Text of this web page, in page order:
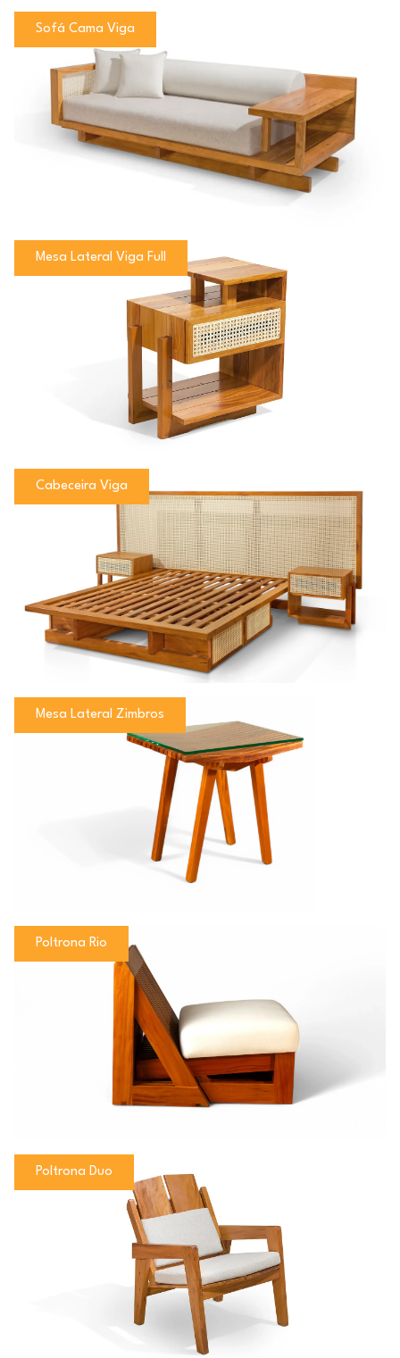
Sofá Cama Viga
Mesa Lateral Viga Full
Cabeceira Viga
Mesa Lateral Zimbros
Poltrona Rio
Poltrona Duo